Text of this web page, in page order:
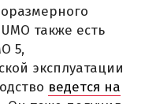
также есть
5,
эксплуатации
ведется на